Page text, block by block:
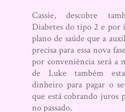
Cassie, descobre
Diabetes do tipo 2 e por
plano de saúde que a
precisa para essa nova
por conveniência será a
de Luke também
dinheiro para pagar o
que está cobrando juros
no passado.